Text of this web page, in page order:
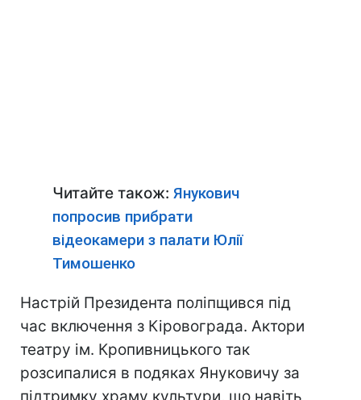
Читайте також: Янукович
попросив прибрати
відеокамери з палати Юлії
Тимошенко
Настрій Президента поліпщився під
час включення з Кіровограда. Актори
театру ім. Кропивницького так
розсипалися в подяках Януковичу за